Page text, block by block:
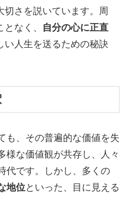
切さを説いています。周
なく、
自分の心に正直
い人生を送るための秘訣
も、その普遍的な価値を失
様な価値観が共存し、人々
代です。しかし、多くの
地位といった、目に見える